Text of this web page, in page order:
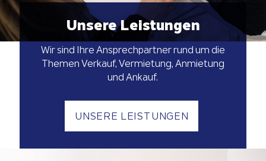
Unsere Leistungen
Wir sind Ihre Ansprechpartner rund um die
Themen Verkauf, Vermietung, Anmietung